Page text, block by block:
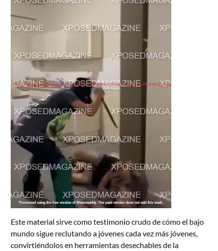
Este material sirve como testimonio crudo de cómo el bajo
mundo sigue reclutando a jóvenes cada vez más jóvenes,
convirtiéndolos en herramientas desechables de la